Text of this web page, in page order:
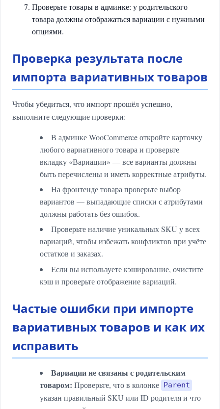
Проверьте товары в админке: у родительского
товара должны отображаться вариации с нужными
опциями.
Проверка результата после
импорта вариативных товаров
Чтобы убедиться, что импорт прошёл успешно,
выполните следующие проверки:
В админке WooCommerce откройте карточку
любого вариативного товара и проверьте
вкладку «Вариации» — все варианты должны
быть перечислены и иметь корректные атрибуты.
На фронтенде товара проверьте выбор
вариантов — выпадающие списки с атрибутами
должны работать без ошибок.
Проверьте наличие уникальных SKU у всех
вариаций, чтобы избежать конфликтов при учёте
остатков и заказах.
Если вы используете кэширование, очистите
кэш и проверьте отображение вариаций.
Частые ошибки при импорте
вариативных товаров и как их
исправить
Вариации не связаны с родительским
товаром: Проверьте, что в колонке Parent
указан правильный SKU или ID родителя и что